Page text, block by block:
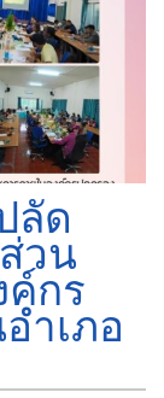
ลัด
วน
ค์กร
ำเภอ